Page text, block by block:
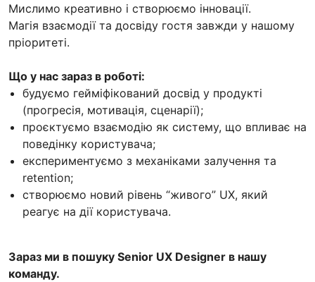
Мислимо креативно і створюємо інновації.
Магія взаємодії та досвіду гостя завжди у нашому
пріоритеті.
Що у нас зараз в роботі:
будуємо гейміфікований досвід у продукті
(прогресія, мотивація, сценарії);
проєктуємо взаємодію як систему, що впливає на
поведінку користувача;
експериментуємо з механіками залучення та
retention;
створюємо новий рівень “живого” UX, який
реагує на дії користувача.
Зараз ми в пошуку Senior UX Designer в нашу
команду.